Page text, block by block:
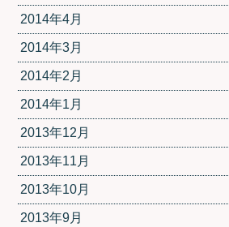
2014年4月
2014年3月
2014年2月
2014年1月
2013年12月
2013年11月
2013年10月
2013年9月